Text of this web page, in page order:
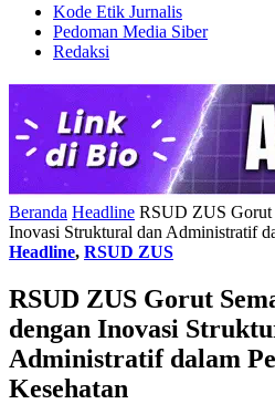
Kode Etik Jurnalis
Pedoman Media Siber
Redaksi
Beranda Headline RSUD ZUS Gorut
Inovasi Struktural dan Administratif
Headline, RSUD ZUS
RSUD ZUS Gorut
dengan Inovasi
Administratif dalam
Kesehatan